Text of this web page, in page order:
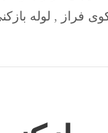
فراز , لوله